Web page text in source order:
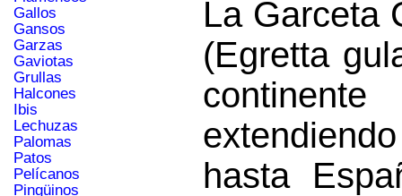
Gallos
Gansos
Garzas
Gaviotas
Grullas
Halcones
Ibis
Lechuzas
Palomas
Patos
Pelícanos
Pingüinos
La Garceta
(Egretta
hasta